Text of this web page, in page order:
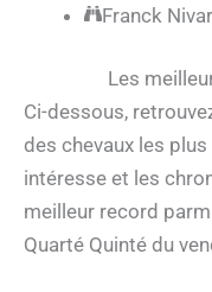
Franck
Les
Ci-dessous,
des chevaux les
intéresse et les
meilleur record
Quarté Quinté du